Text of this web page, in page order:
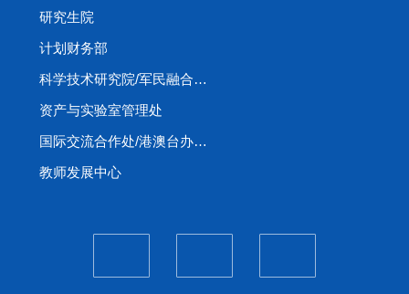
研究生院
计划财务部
科学技术研究院/军民融合创新研究院
资产与实验室管理处
国际交流合作处/港澳台办公室
教师发展中心